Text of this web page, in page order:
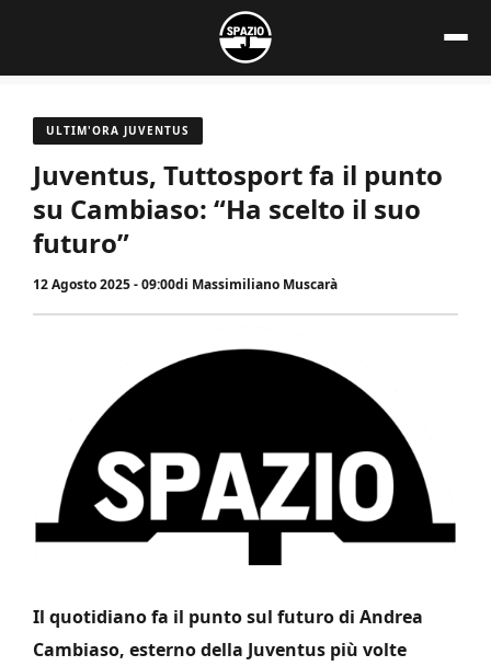
contenuto
ULTIM'ORA JUVENTUS
Juventus, Tuttosport fa il punto
su Cambiaso: “Ha scelto il suo
futuro”
12 Agosto 2025 - 09:00di Massimiliano Muscarà
Il quotidiano fa il punto sul futuro di Andrea
Cambiaso, esterno della Juventus più volte